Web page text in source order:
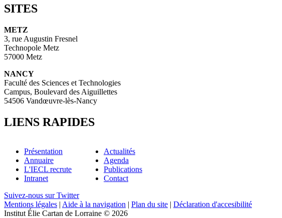
SITES
METZ
3, rue Augustin Fresnel
Technopole Metz
57000 Metz
NANCY
Faculté des Sciences et Technologies
Campus, Boulevard des Aiguillettes
54506 Vandœuvre-lès-Nancy
LIENS RAPIDES
Présentation
Annuaire
L'IECL recrute
Intranet
Actualités
Agenda
Publications
Contact
Suivez-nous sur Twitter
Mentions légales | Aide à la navigation | Plan du site | Déclaration d'accesibilité
Institut Élie Cartan de Lorraine © 2026